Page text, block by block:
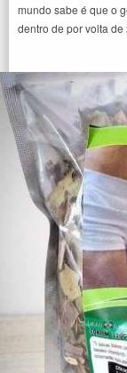
mundo sabe é que o
dentro de por volta